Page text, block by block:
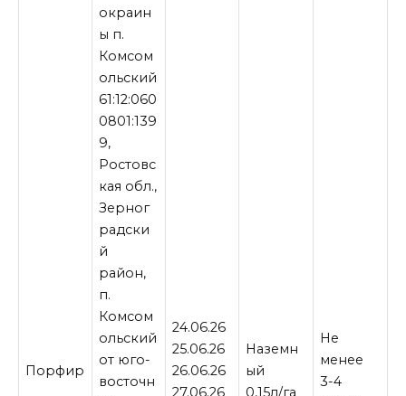
Порфир
окраин
ы п.
Комсом
ольский
61:12:060
0801:139
9,
Ростовс
кая обл.,
Зерног
радски
й
район,
п.
Комсом
ольский
от юго-
восточн
24.06.26
25.06.26
26.06.26
27.06.26
Наземн
ый
0,15л/га
Не
менее
3-4